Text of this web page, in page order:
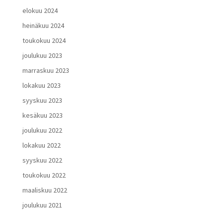
elokuu 2024
heinäkuu 2024
toukokuu 2024
joulukuu 2023
marraskuu 2023
lokakuu 2023
syyskuu 2023
kesäkuu 2023
joulukuu 2022
lokakuu 2022
syyskuu 2022
toukokuu 2022
maaliskuu 2022
joulukuu 2021